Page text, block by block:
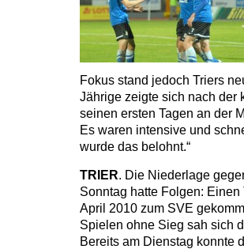
Fokus stand jedoch Triers
Jährige zeigte sich nach der
seinen ersten Tagen an der
Es waren intensive und
wurde das belohnt.“
TRIER. Die Niederlage
Sonntag hatte Folgen:
April 2010 zum SVE
Spielen ohne Sieg sah sich
Bereits am Dienstag konnte